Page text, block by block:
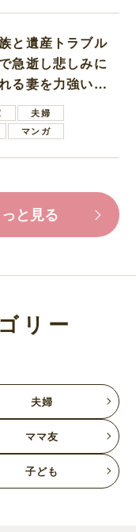
と遺産トラブル
急逝し悲しみに
る妻を力強い言
夫婦
マンガ
と見る
リー
夫婦
ママ友
子ども